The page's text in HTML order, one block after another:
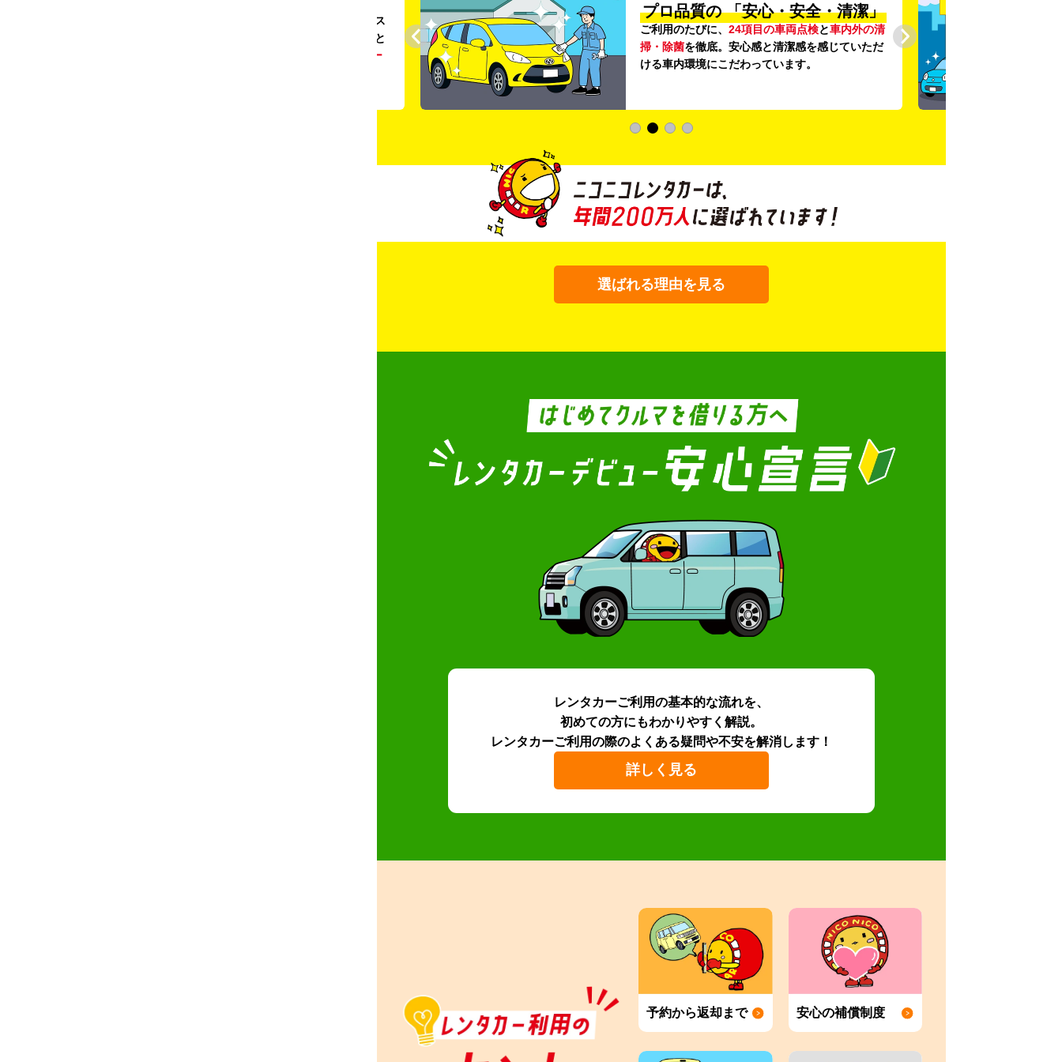
。ガソリンス
タンドや整備工場の既存インフラを活用すること
リー
プロ品質の 「安心・安全・清潔」
ご利用のたびに、 24項目の車両点検と車内外の清
掃・除菌を徹底。安心感と清潔感を感じていただ
ける車内環境にこだわっています。
選ばれる理由を見る
レンタカーご利用の基本的な流れを、
初めての方にもわかりやすく解説。
レンタカーご利用の際のよくある疑問や不安を解消します！
詳しく見る
予約から返却まで 安心の補償制度